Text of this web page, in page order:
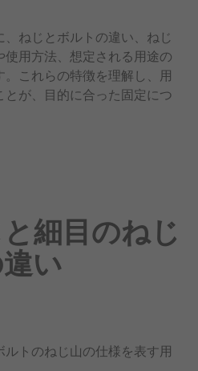
ねじとボルトの違い、ねじ
使用方法、想定される用途の
これらの特徴を理解し、用
が、目的に合った固定につ
細目のねじ
い
トのねじ山の仕様を表す用